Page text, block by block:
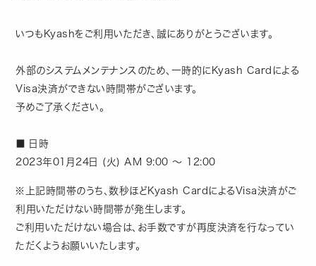
いつもKyashをご利用いただき、誠にありがとうございます。
外部のシステムメンテナンスのため、一時的にKyash Cardによる
Visa決済ができない時間帯がございます。
予めご了承ください。
■ 日時
2023年01月24日 (火) AM 9:00 〜 12:00
※上記時間帯のうち、数秒ほどKyash CardによるVisa決済がご
利用いただけない時間帯が発生します。
ご利用いただけない場合は、お手数ですが再度決済を行なってい
ただくようお願いいたします。